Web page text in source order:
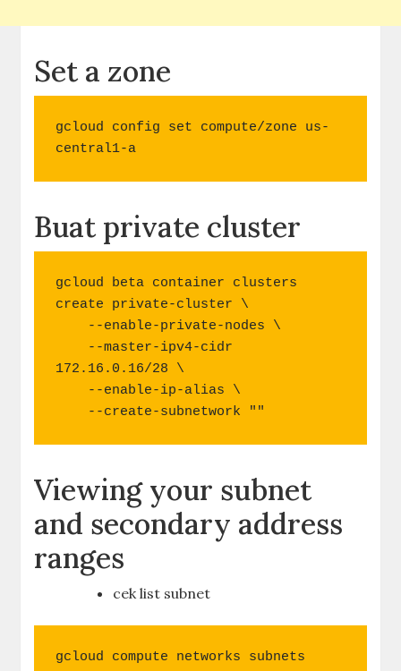
Set a zone
gcloud config set compute/zone us-
central1-a
Buat private cluster
gcloud beta container clusters
create private-cluster \
172.16.0.16/28 \
    --create-subnetwork ""
Viewing your subnet
and secondary address
ranges
cek list subnet
gcloud compute networks subnets